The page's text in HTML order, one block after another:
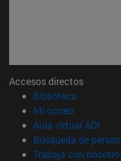
Accesos directos
Biblioteca
Mi correo(abre en
Aula virtual ADI
Búsqueda de
Trabaja con